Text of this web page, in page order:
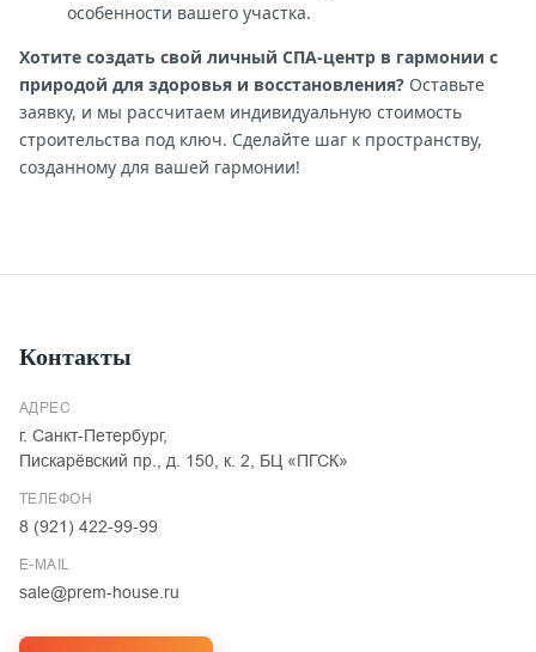
особенности вашего участка.
Хотите создать свой личный СПА-центр в гармонии с
природой для здоровья и восстановления? Оставьте
заявку, и мы рассчитаем индивидуальную стоимость
строительства под ключ. Сделайте шаг к пространству,
созданному для вашей гармонии!
Контакты
АДРЕС
г. Санкт-Петербург,
Пискарёвский пр., д. 150, к. 2, БЦ «ПГСК»
ТЕЛЕФОН
8 (921) 422-99-99
E-MAIL
sale@prem-house.ru